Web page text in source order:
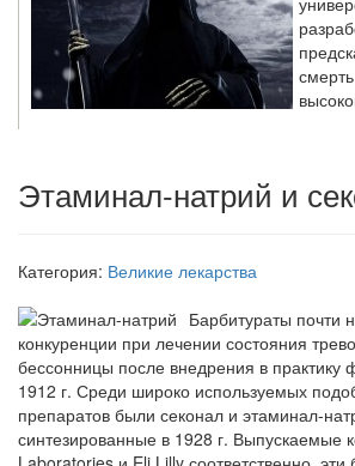
встрече с журналистами ведущих...
Этаминал-натрий и
Категория: Великие лекарства
Барбитураты почти
конкуренции при лечении состояния
бессонницы после внедрения в практику
1912 г. Сре­ди широко используемых
препаратов были секонал и этаминал-
синтезированные в 1928 г. Выпускаемые